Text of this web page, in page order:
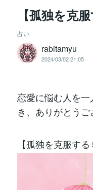
【孤独を克
占い
rabitamyu
2024/03/02 21:05
恋愛に悩む人を
き、ありがとう
【孤独を克服する